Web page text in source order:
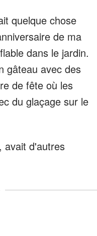
quelque chose
de ma
dans le jardin.
gâteau avec des
de fête où les
du glaçage sur le
avait d'autres